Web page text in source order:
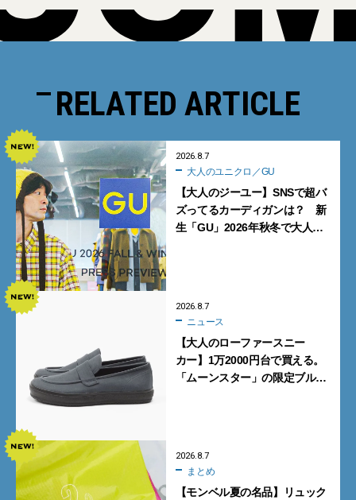
RELATED ARTICLE
2026.8.7
大人のユニクロ／GU
【大人のジーユー】SNSで超バ
ズってるカーディガンは？ 新
生「GU」2026年秋冬で大人メ
2026.8.7
ニュース
【大人のローファースニー
カー】1万2000円台で買える。
「ムーンスター」の限定ブルー
2026.8.7
まとめ
【モンベル夏の名品】リュック